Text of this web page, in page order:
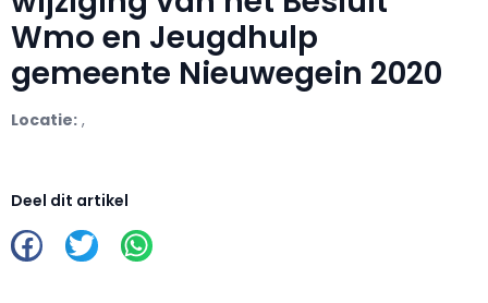
Wmo en Jeugdhulp
gemeente Nieuwegein 2020
Locatie: ,
Deel dit artikel